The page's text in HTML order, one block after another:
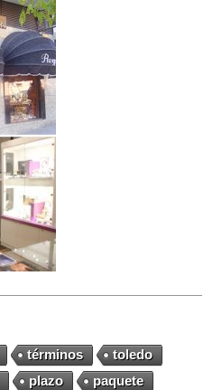
términos
toledo
plazo
paquete